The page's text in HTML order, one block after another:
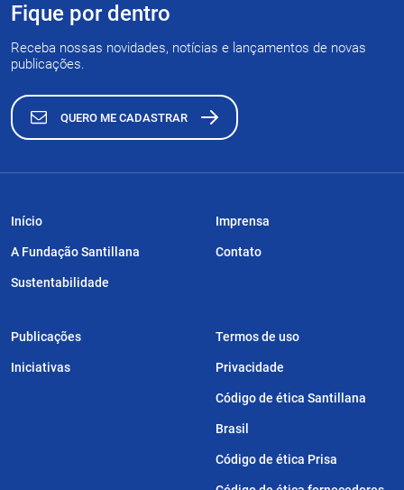
Fique por dentro
Receba nossas novidades, notícias e lançamentos de novas
publicações.
QUERO ME CADASTRAR
Início
A Fundação Santillana
Sustentabilidade
Publicações
Iniciativas
Imprensa
Contato
Termos de uso
Privacidade
Código de ética Santillana
Brasil
Código de ética Prisa